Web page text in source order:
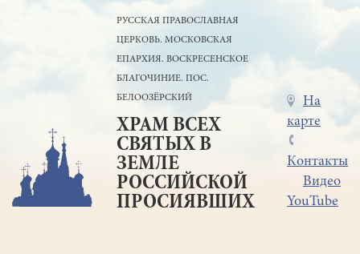
РУССКАЯ ПРАВОСЛАВНАЯ
ЦЕРКОВЬ. МОСКОВСКАЯ
ЕПАРХИЯ. ВОСКРЕСЕНСКОЕ
БЛАГОЧИНИЕ. ПОС.
БЕЛООЗЁРСКИЙ
ХРАМ ВСЕХ
СВЯТЫХ В
ЗЕМЛЕ
РОССИЙСКОЙ
ПРОСИЯВШИХ
Меню
в
шапке
На
карте
Контакты
Видео
YouTube